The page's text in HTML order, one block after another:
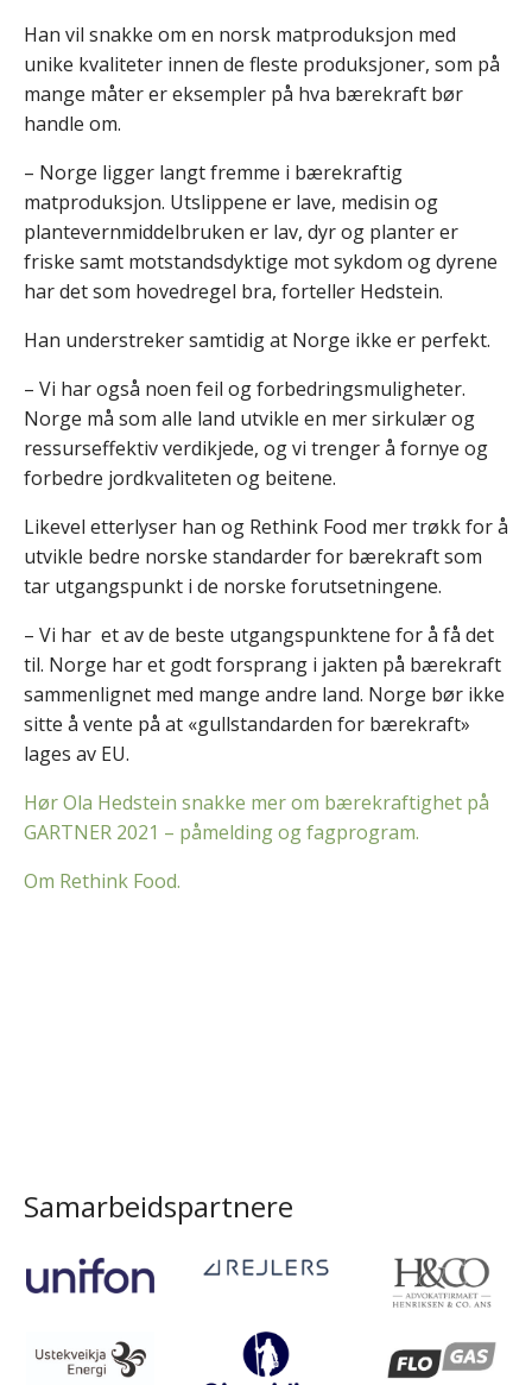
Han vil snakke om en norsk matproduksjon med
unike kvaliteter innen de fleste produksjoner, som på
mange måter er eksempler på hva bærekraft bør
handle om.
– Norge ligger langt fremme i bærekraftig
matproduksjon. Utslippene er lave, medisin og
plantevernmiddelbruken er lav, dyr og planter er
friske samt motstandsdyktige mot sykdom og dyrene
har det som hovedregel bra, forteller Hedstein.
Han understreker samtidig at Norge ikke er perfekt.
– Vi har også noen feil og forbedringsmuligheter.
Norge må som alle land utvikle en mer sirkulær og
ressurseffektiv verdikjede, og vi trenger å fornye og
forbedre jordkvaliteten og beitene.
Likevel etterlyser han og Rethink Food mer trøkk for å
utvikle bedre norske standarder for bærekraft som
tar utgangspunkt i de norske forutsetningene.
– Vi har et av de beste utgangspunktene for å få det
til. Norge har et godt forsprang i jakten på bærekraft
sammenlignet med mange andre land. Norge bør ikke
sitte å vente på at «gullstandarden for bærekraft»
lages av EU.
Hør Ola Hedstein snakke mer om bærekraftighet på
GARTNER 2021 – påmelding og fagprogram.
Om Rethink Food.
Samarbeidspartnere